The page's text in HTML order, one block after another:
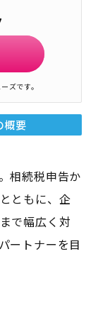
ズです。
概要
相続税申告か
ともに、企
で幅広く対
ートナーを目